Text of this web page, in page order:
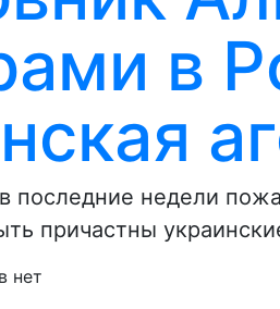
в
недели
причастны
нет